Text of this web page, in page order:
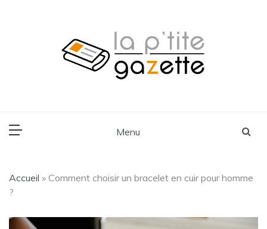
Menu
Accueil » Comment choisir un bracelet en cuir pour homme
?